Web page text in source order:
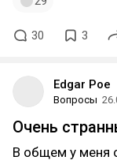
30 3
Edgar Poe
Вопросы
Очень
В общем у меня